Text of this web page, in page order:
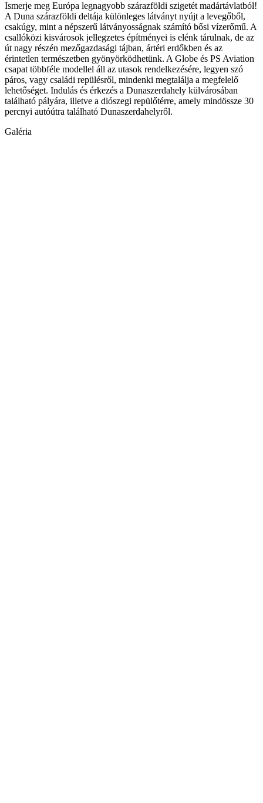
Ismerje meg Európa legnagyobb szárazföldi szigetét madártávlatból!
A Duna szárazföldi deltája különleges látványt nyújt a levegőből,
csakúgy, mint a népszerű látványosságnak számító bősi vízerőmű. A
csallóközi kisvárosok jellegzetes építményei is elénk tárulnak, de az
út nagy részén mezőgazdasági tájban, ártéri erdőkben és az
érintetlen természetben gyönyörködhetünk. A Globe és PS Aviation
csapat többféle modellel áll az utasok rendelkezésére, legyen szó
páros, vagy családi repülésről, mindenki megtalálja a megfelelő
lehetőséget. Indulás és érkezés a Dunaszerdahely külvárosában
található pályára, illetve a diószegi repülőtérre, amely mindössze 30
percnyi autóútra található Dunaszerdahelyről.
Galéria